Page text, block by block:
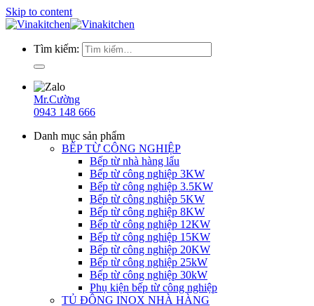
Skip to content
Tìm kiếm:
Mr.Cường
0943 148 666
Danh mục sản phẩm
BẾP TỪ CÔNG NGHIỆP
Bếp từ nhà hàng lẩu
Bếp từ công nghiệp 3KW
Bếp từ công nghiệp 3.5KW
Bếp từ công nghiệp 5KW
Bếp từ công nghiệp 8KW
Bếp từ công nghiệp 12KW
Bếp từ công nghiệp 15KW
Bếp từ công nghiệp 20KW
Bếp từ công nghiệp 25kW
Bếp từ công nghiệp 30kW
Phụ kiện bếp từ công nghiệp
TỦ ĐÔNG INOX NHÀ HÀNG